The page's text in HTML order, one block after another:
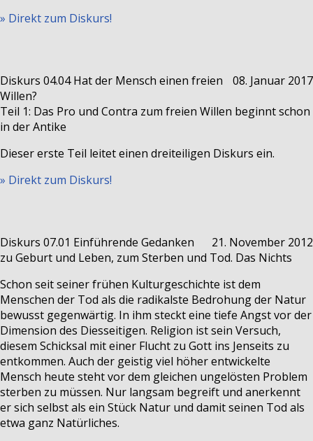
» Direkt zum Diskurs!
Diskurs 04.04 08. Januar 2017
Hat der Mensch einen freien
Willen?
Teil 1: Das Pro und Contra zum freien Willen beginnt schon
in der Antike
Dieser erste Teil leitet einen dreiteiligen Diskurs ein.
» Direkt zum Diskurs!
Diskurs 07.01 21. November 2012
Einführende Gedanken
zu Geburt und Leben, zum Sterben und Tod. Das Nichts
Schon seit seiner frühen Kulturgeschichte ist dem
Menschen der Tod als die radikalste Bedrohung der Natur
bewusst gegenwärtig. In ihm steckt eine tiefe Angst vor der
Dimension des Diesseitigen. Religion ist sein Versuch,
diesem Schicksal mit einer Flucht zu Gott ins Jenseits zu
entkommen. Auch der geistig viel höher entwickelte
Mensch heute steht vor dem gleichen ungelösten Problem
sterben zu müssen. Nur langsam begreift und anerkennt
er sich selbst als ein Stück Natur und damit seinen Tod als
etwa ganz Natürliches.